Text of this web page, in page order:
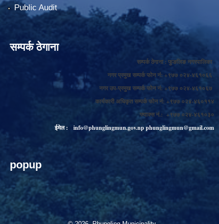
Public Audit
सम्पर्क ठेगाना
सम्पर्क ठेगाना : फुङलिङ नगरपालिका
नगर प्रमुख सम्पर्क फोन नं: +९७७ ०२४-४६१०६६
नगर उप-प्रमुख सम्पर्क फोन नं: +९७७ ०२४-४६१०६७
कार्यकारी अधिकृत सम्पर्क फोन नं: +९७७ ०२४-४६०११४
फ्याक्स नं.: +९७७ ०२४-४६१०३०
ईमेल :
info@phunglingmun.gov.npphunglingmun@gmail.com
popup